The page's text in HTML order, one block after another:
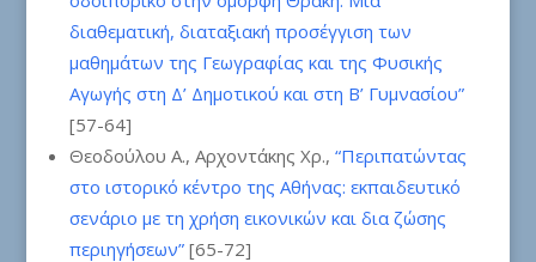
διαθεματική, διαταξιακή προσέγγιση των
μαθημάτων της Γεωγραφίας και της Φυσικής
Αγωγής στη Δ’ Δημοτικού και στη Β’ Γυμνασίου”
[57-64]
Θεοδούλου Α., Αρχοντάκης Χρ., “Περιπατώντας
στο ιστορικό κέντρο της Αθήνας: εκπαιδευτικό
σενάριο με τη χρήση εικονικών και δια ζώσης
περιηγήσεων”[65-72]